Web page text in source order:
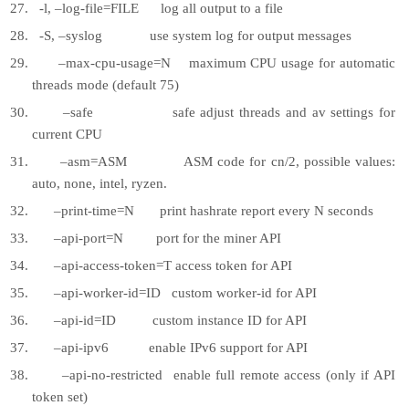
-l, –log-file=FILE log all output to a file
-S, –syslog use system log for output messages
–max-cpu-usage=N maximum CPU usage for automatic
threads mode (default 75)
–safe safe adjust threads and av settings for
current CPU
–asm=ASM ASM code for cn/2, possible values:
auto, none, intel, ryzen.
–print-time=N print hashrate report every N seconds
–api-port=N port for the miner API
–api-access-token=T access token for API
–api-worker-id=ID custom worker-id for API
–api-id=ID custom instance ID for API
–api-ipv6 enable IPv6 support for API
–api-no-restricted enable full remote access (only if API
token set)